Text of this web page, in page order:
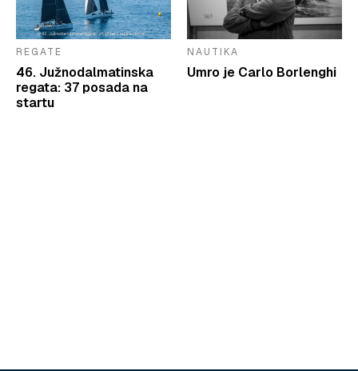
REGATE
46. Južnodalmatinska
regata: 37 posada na
startu
NAUTIKA
Umro je Carlo Borlenghi